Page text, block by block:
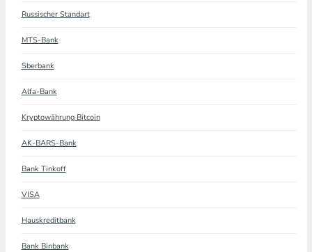
Russischer Standart
MTS-Bank
Sberbank
Alfa-Bank
Kryptowährung Bitcoin
AK-BARS-Bank
Bank Tinkoff
VISA
Hauskreditbank
Bank Binbank